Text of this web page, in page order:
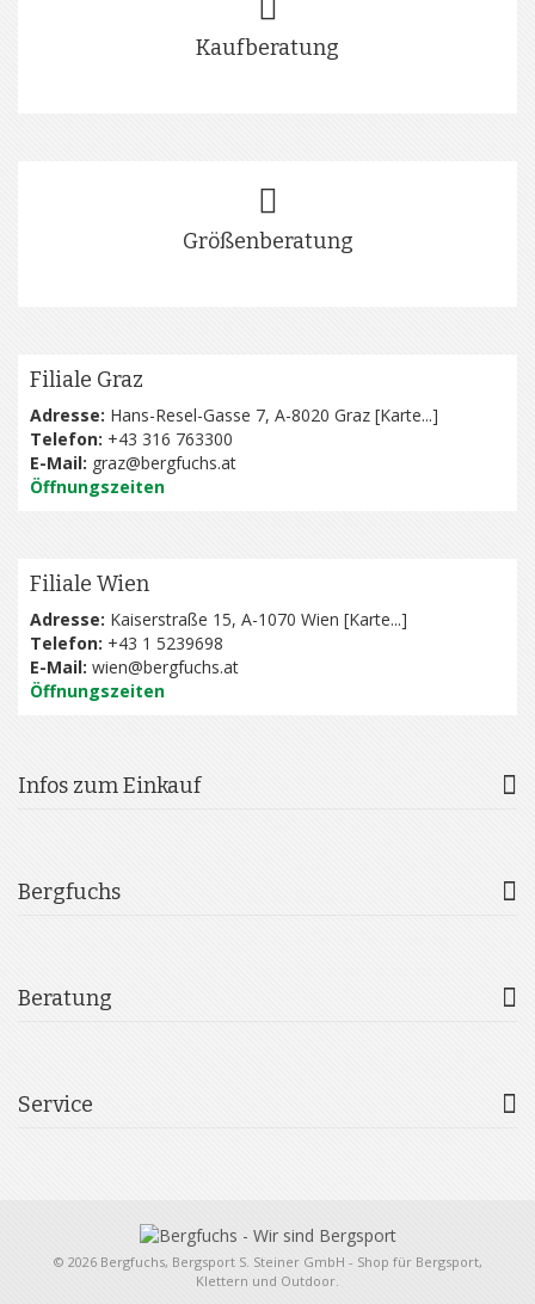
Kaufberatung
Größenberatung
Filiale Graz
Adresse: Hans-Resel-Gasse 7, A-8020 Graz [Karte...]
Telefon: +43 316 763300
E-Mail: graz@bergfuchs.at
Öffnungszeiten
Filiale Wien
Adresse: Kaiserstraße 15, A-1070 Wien [Karte...]
Telefon: +43 1 5239698
E-Mail: wien@bergfuchs.at
Öffnungszeiten
Infos zum Einkauf
Bergfuchs
Beratung
Service
© 2026 Bergfuchs, Bergsport S. Steiner GmbH - Shop für Bergsport,
Klettern und Outdoor.